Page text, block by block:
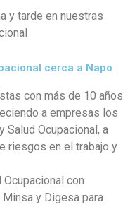
y tarde en nuestras
cerca a Napo
con más de 10 años
a empresas los
Salud Ocupacional, a
riesgos en el trabajo y
con
y Digesa para